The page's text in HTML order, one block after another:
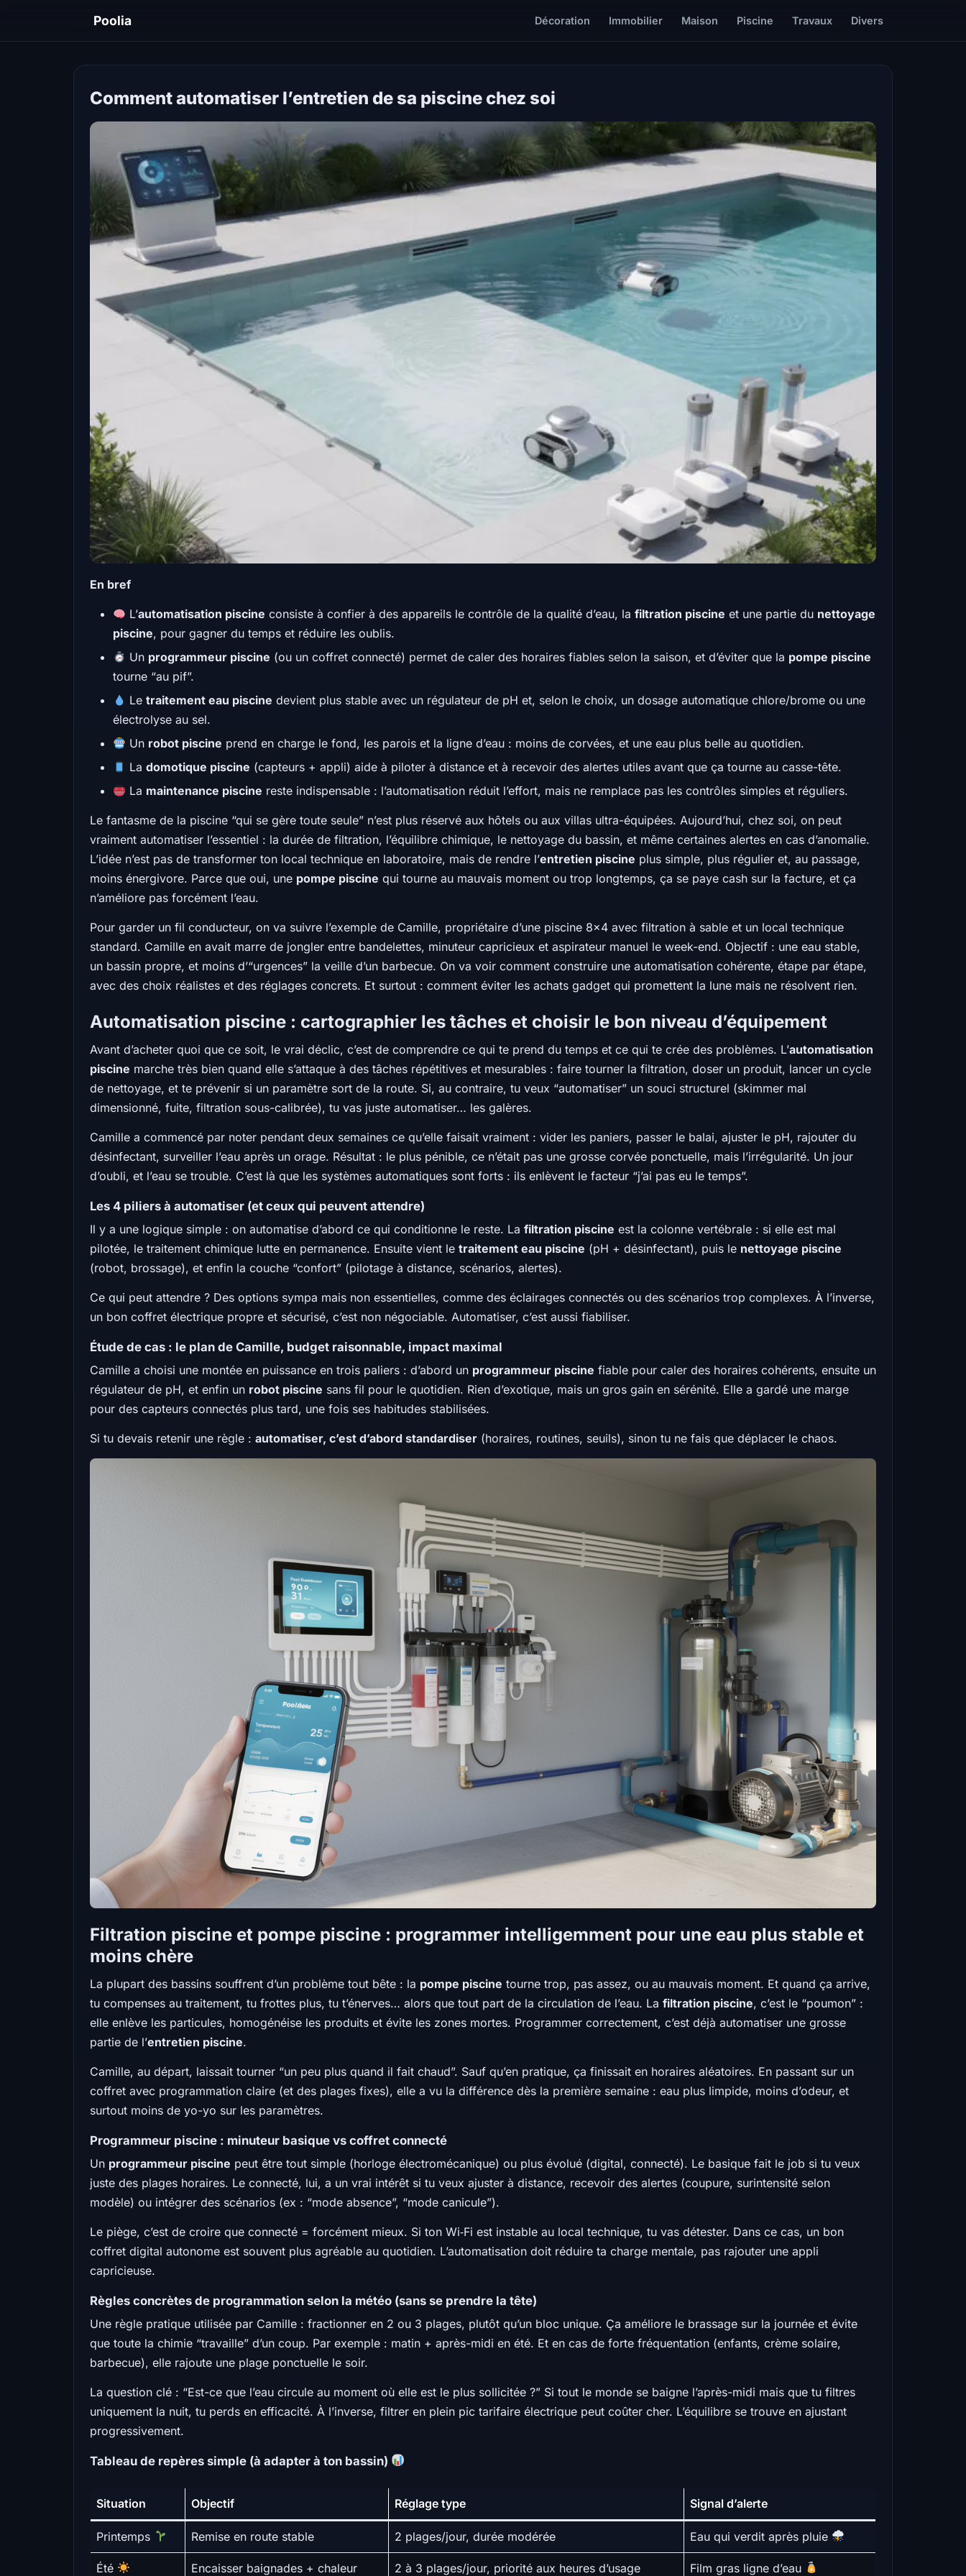
Poolia Décoration Immobilier Maison Piscine Travaux Divers
Comment automatiser l’entretien de sa piscine chez soi
En bref
L’automatisation piscine consiste à confier à des appareils le contrôle de la qualité d’eau, lafiltration piscine et une partie du nettoyage
piscine, pour gagner du temps et réduire les oublis.
Un programmeur piscine (ou un coffret connecté) permet de caler des horaires fiables selon la saison, et d’éviter que la pompe piscine
tourne “au pif”.
Letraitement eau piscine devient plus stable avec un régulateur de pH et, selon le choix, un dosage automatique chlore/brome ou une
électrolyse au sel.
Un robot piscine prend en charge le fond, les parois et la ligne d’eau : moins de corvées, et une eau plus belle au quotidien.
Ladomotique piscine (capteurs + appli) aide à piloter à distance et à recevoir des alertes utiles avant que ça tourne au casse-tête.
La maintenance piscine reste indispensable : l’automatisation réduit l’effort, mais ne remplace pas les contrôles simples et réguliers.
Le fantasme de la piscine “qui se gère toute seule” n’est plus réservé aux hôtels ou aux villas ultra-équipées. Aujourd’hui, chez soi, on peut
vraiment automatiser l’essentiel : la durée de filtration, l’équilibre chimique, le nettoyage du bassin, et même certaines alertes en cas d’anomalie.
L’idée n’est pas de transformer ton local technique en laboratoire, mais de rendre l’entretien piscine plus simple, plus régulier et, au passage,
moins énergivore. Parce que oui, une pompe piscine qui tourne au mauvais moment ou trop longtemps, ça se paye cash sur la facture, et ça
n’améliore pas forcément l’eau.
Pour garder un fil conducteur, on va suivre l’exemple de Camille, propriétaire d’une piscine 8×4 avec filtration à sable et un local technique
standard. Camille en avait marre de jongler entre bandelettes, minuteur capricieux et aspirateur manuel le week-end. Objectif : une eau stable,
un bassin propre, et moins d’“urgences” la veille d’un barbecue. On va voir comment construire une automatisation cohérente, étape par étape,
avec des choix réalistes et des réglages concrets. Et surtout : comment éviter les achats gadget qui promettent la lune mais ne résolvent rien.
Automatisation piscine : cartographier les tâches et choisir le bon niveau d’équipement
Avant d’acheter quoi que ce soit, le vrai déclic, c’est de comprendre ce qui te prend du temps et ce qui te crée des problèmes. L’automatisation
piscine marche très bien quand elle s’attaque à des tâches répétitives et mesurables : faire tourner la filtration, doser un produit, lancer un cycle
de nettoyage, et te prévenir si un paramètre sort de la route. Si, au contraire, tu veux “automatiser” un souci structurel (skimmer mal
dimensionné, fuite, filtration sous-calibrée), tu vas juste automatiser… les galères.
Camille a commencé par noter pendant deux semaines ce qu’elle faisait vraiment : vider les paniers, passer le balai, ajuster le pH, rajouter du
désinfectant, surveiller l’eau après un orage. Résultat : le plus pénible, ce n’était pas une grosse corvée ponctuelle, mais l’irrégularité. Un jour
d’oubli, et l’eau se trouble. C’est là que les systèmes automatiques sont forts : ils enlèvent le facteur “j’ai pas eu le temps”.
Les 4 piliers à automatiser (et ceux qui peuvent attendre)
Il y a une logique simple : on automatise d’abord ce qui conditionne le reste. La filtration piscine est la colonne vertébrale : si elle est mal
pilotée, le traitement chimique lutte en permanence. Ensuite vient le traitement eau piscine (pH + désinfectant), puis le nettoyage piscine
(robot, brossage), et enfin la couche “confort” (pilotage à distance, scénarios, alertes).
Ce qui peut attendre ? Des options sympa mais non essentielles, comme des éclairages connectés ou des scénarios trop complexes. À l’inverse,
un bon coffret électrique propre et sécurisé, c’est non négociable. Automatiser, c’est aussi fiabiliser.
Étude de cas : le plan de Camille, budget raisonnable, impact maximal
Camille a choisi une montée en puissance en trois paliers : d’abord un programmeur piscine fiable pour caler des horaires cohérents, ensuite un
régulateur de pH, et enfin un robot piscine sans fil pour le quotidien. Rien d’exotique, mais un gros gain en sérénité. Elle a gardé une marge
pour des capteurs connectés plus tard, une fois ses habitudes stabilisées.
Si tu devais retenir une règle : automatiser, c’est d’abord standardiser (horaires, routines, seuils), sinon tu ne fais que déplacer le chaos.
Filtration piscine et pompe piscine : programmer intelligemment pour une eau plus stable et
moins chère
La plupart des bassins souffrent d’un problème tout bête : la pompe piscine tourne trop, pas assez, ou au mauvais moment. Et quand ça arrive,
tu compenses au traitement, tu frottes plus, tu t’énerves… alors que tout part de la circulation de l’eau. La filtration piscine, c’est le “poumon” :
elle enlève les particules, homogénéise les produits et évite les zones mortes. Programmer correctement, c’est déjà automatiser une grosse
partie de l’entretien piscine.
Camille, au départ, laissait tourner “un peu plus quand il fait chaud”. Sauf qu’en pratique, ça finissait en horaires aléatoires. En passant sur un
coffret avec programmation claire (et des plages fixes), elle a vu la différence dès la première semaine : eau plus limpide, moins d’odeur, et
surtout moins de yo-yo sur les paramètres.
Programmeur piscine : minuteur basique vs coffret connecté
Un programmeur piscine peut être tout simple (horloge électromécanique) ou plus évolué (digital, connecté). Le basique fait le job si tu veux
juste des plages horaires. Le connecté, lui, a un vrai intérêt si tu veux ajuster à distance, recevoir des alertes (coupure, surintensité selon
modèle) ou intégrer des scénarios (ex : “mode absence”, “mode canicule”).
Le piège, c’est de croire que connecté = forcément mieux. Si ton Wi‑Fi est instable au local technique, tu vas détester. Dans ce cas, un bon
coffret digital autonome est souvent plus agréable au quotidien. L’automatisation doit réduire ta charge mentale, pas rajouter une appli
capricieuse.
Règles concrètes de programmation selon la météo (sans se prendre la tête)
Une règle pratique utilisée par Camille : fractionner en 2 ou 3 plages, plutôt qu’un bloc unique. Ça améliore le brassage sur la journée et évite
que toute la chimie “travaille” d’un coup. Par exemple : matin + après-midi en été. Et en cas de forte fréquentation (enfants, crème solaire,
barbecue), elle rajoute une plage ponctuelle le soir.
La question clé : “Est-ce que l’eau circule au moment où elle est le plus sollicitée ?” Si tout le monde se baigne l’après-midi mais que tu filtres
uniquement la nuit, tu perds en efficacité. À l’inverse, filtrer en plein pic tarifaire électrique peut coûter cher. L’équilibre se trouve en ajustant
progressivement.
Tableau de repères simple (à adapter à ton bassin)
Situation Objectif Réglage type Signal d’alerte
Printemps Remise en route stable 2 plages/jour, durée modérée Eau qui verdit après pluie
Été Encaisser baignades + chaleur 2 à 3 plages/jour, priorité aux heures d’usage Film gras ligne d’eau